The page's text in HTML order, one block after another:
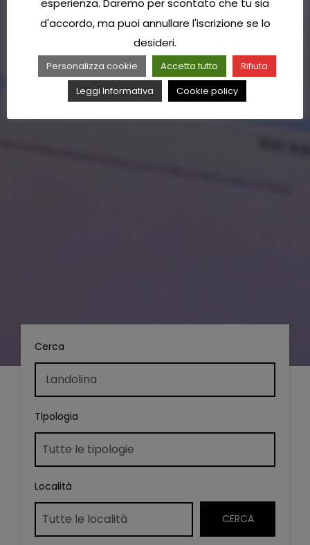
Cerca
Tipologia
Località
esperienza. Daremo per scontato che tu sia
d'accordo, ma puoi annullare l'iscrizione se lo
desideri.
Personalizza cookie Accetta tutto
Rifiuta
Leggi Informativa
Cookie policy